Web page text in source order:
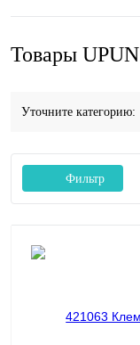
Товары UPUN
Уточните категорию:
Фильтр